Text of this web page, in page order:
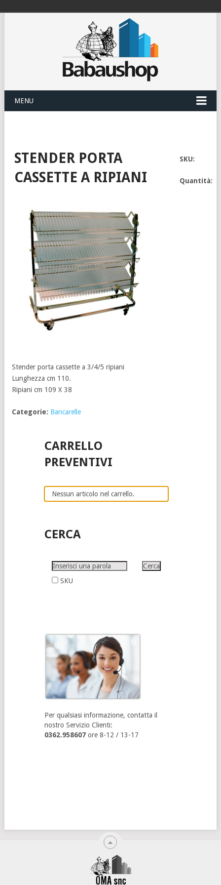
MENU
STENDER PORTA
CASSETTE A RIPIANI
SKU:
Quantità:
Stender porta cassette a 3/4/5 ripiani
Lunghezza cm 110.
Ripiani cm 109 X 38
Categorie: Bancarelle
CARRELLO
PREVENTIVI
Nessun articolo nel carrello.
CERCA
SKU
Per qualsiasi informazione, contatta il
nostro Servizio Clienti:
0362.958607ore 8-12 / 13-17